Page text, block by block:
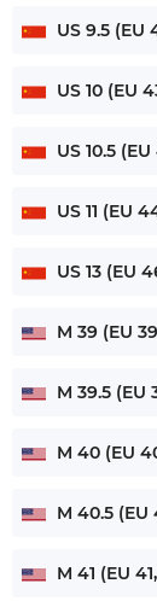
US 9.5 (EU
US 10 (EU
US 10.5
US 11 (EU
US 13 (EU
M 39 (EU
M 39.5 (EU
M 40 (EU
M 40.5 (EU
M 41 (EU